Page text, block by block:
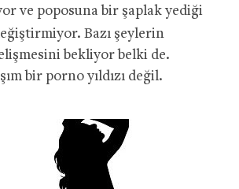
ve poposuna bir şaplak yediği
Bazı şeylerin
bekliyor belki de.
bir porno yıldızı değil.